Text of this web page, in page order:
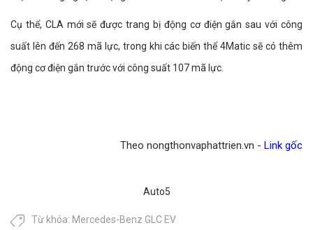
Cụ thể, CLA mới sẽ được trang bị động cơ điện gắn sau với công
suất lên đến 268 mã lực, trong khi các biến thể 4Matic sẽ có thêm
động cơ điện gắn trước với công suất 107 mã lực.
Theo nongthonvaphattrien.vn - Link gốc
Auto5
Từ khóa: Mercedes-Benz GLC EV